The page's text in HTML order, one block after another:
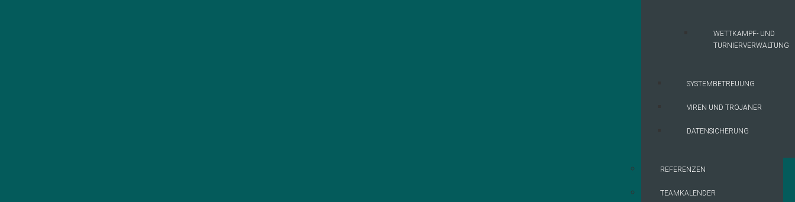
WETTKAMPF- UND
TURNIERVERWALTUNG
SYSTEMBETREUUNG
VIREN UND TROJANER
DATENSICHERUNG
REFERENZEN
TEAMKALENDER